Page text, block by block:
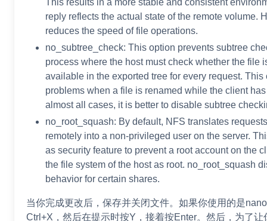
reply reflects the actual state of the remote volume.
reduces the speed of file operations.
no_subtree_check: This option prevents subtree
process where the host must check whether the file
available in the exported tree for every request. This
problems when a file is renamed while the client
almost all cases, it is better to disable subtree
no_root_squash: By default, NFS translates
remotely into a non-privileged user on the server.
as security feature to prevent a root account on the
the file system of the host as root. no_root_squash
behavior for certain shares.
当你完成更改后，保存并关闭文件。如果你使用的是
Ctrl+X，然后在提示时按Y，接着按Enter。然后，为了让